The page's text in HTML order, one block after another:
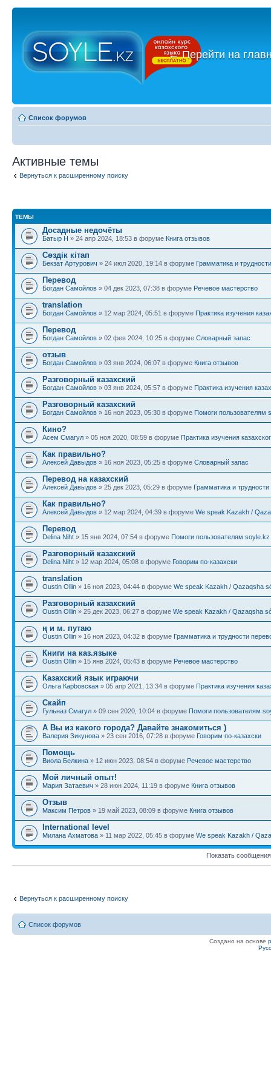
←Перейти на
Список форумов
Активные темы
Вернуться к расширенному поиску
ТЕМЫ
Досадные недочёты
Батыр Н » 24 апр 2024, 18:53 в форуме Книга отзывов
Сөздік кітап
Бекзат Артурович » 24 июл 2020, 19:14 в форуме Грамматика и
Перевод
Богдан Самойлов » 04 дек 2023, 07:38 в форуме Речевое мастерство
translation
Богдан Самойлов » 12 мар 2024, 05:51 в форуме Практика изучения
Перевод
Богдан Самойлов » 02 фев 2024, 10:25 в форуме Словарный запас
отзыв
Богдан Самойлов » 03 янв 2024, 06:07 в форуме Книга отзывов
Разговорный казахский
Богдан Самойлов » 03 янв 2024, 05:57 в форуме Практика изучения
Разговорный казахский
Богдан Самойлов » 16 ноя 2023, 05:30 в форуме Помоги пользователям
Кино?
Асем Смагул » 05 ноя 2020, 08:59 в форуме Практика изучения
Как правильно?
Алексей Давыдов » 16 ноя 2023, 05:25 в форуме Словарный запас
Перевод на казахский
Алексей Давыдов » 25 дек 2023, 05:29 в форуме Грамматика и
Как правильно?
Алексей Давыдов » 12 мар 2024, 04:39 в форуме We speak Kazakh /
Перевод
Delina Niht » 15 янв 2024, 07:54 в форуме Помоги пользователям soyle.kz
Разговорный казахский
Delina Niht » 12 мар 2024, 05:08 в форуме Говорим по-казахски
translation
Oustin Ollin » 16 ноя 2023, 04:44 в форуме We speak Kazakh / Qazaqsha
Разговорный казахский
Oustin Ollin » 25 дек 2023, 06:27 в форуме We speak Kazakh / Qazaqsha
ң и м. путаю
Oustin Ollin » 16 ноя 2023, 04:32 в форуме Грамматика и трудности
Книги на каз.языке
Oustin Ollin » 15 янв 2024, 05:43 в форуме Речевое мастерство
Казахский язык играючи
Ольга Карbовская » 05 апр 2021, 13:34 в форуме Практика изучения
Скайп
Гульназ Смагул » 09 сен 2020, 10:04 в форуме Помоги пользователям
А Вы из какого города? Давайте знакомиться )
Валерия Зикунова » 23 сен 2016, 07:28 в форуме Говорим по-казахски
Помощь
Виола Белкина » 12 июн 2023, 08:54 в форуме Речевое мастерство
Мой личный опыт!
Мария Затаевич » 28 июн 2024, 11:19 в форуме Книга отзывов
Отзыв
Максим Петров » 19 май 2023, 08:09 в форуме Книга отзывов
International level
Милана Ахматова » 11 мар 2022, 05:45 в форуме We speak Kazakh /
Показать
Вернуться к расширенному поиску
Список форумов
Создано на основе